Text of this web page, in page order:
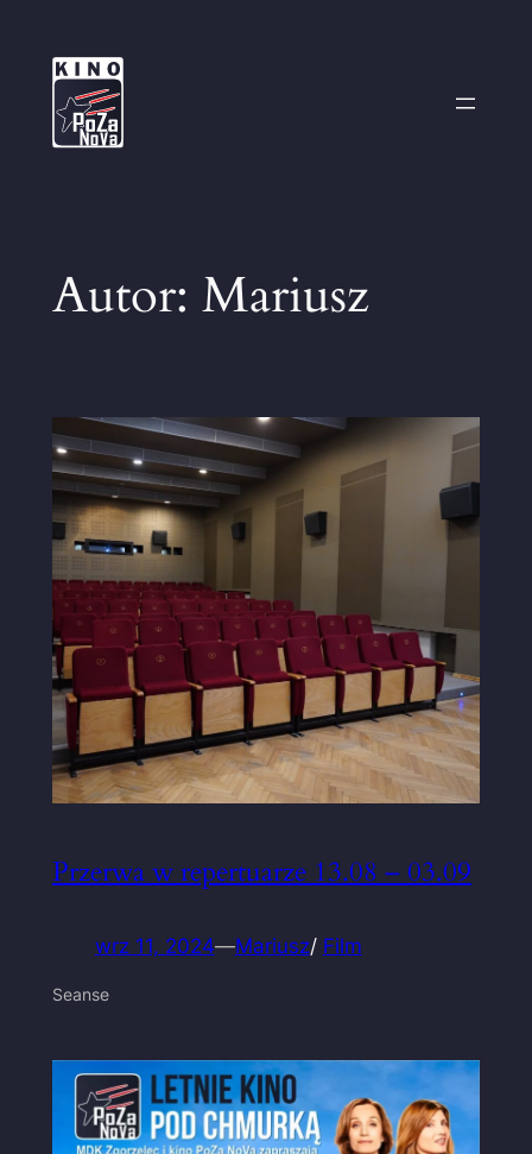
treści
Autor: Mariusz
Przerwa w repertuarze 13.08 – 03.09
wrz 11, 2024—Mariusz/ Film
Seanse